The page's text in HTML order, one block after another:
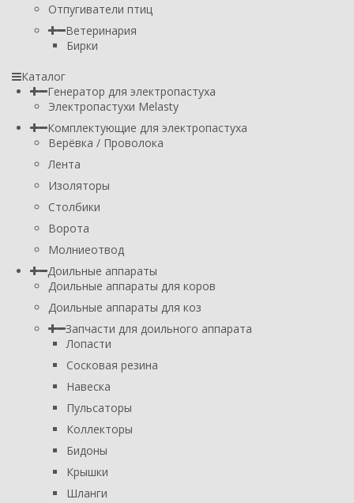
Отпугиватели птиц
Ветеринария
Бирки
Каталог
Генератор для электропастуха
Электропастухи Melasty
Комплектующие для электропастуха
Верёвка / Проволока
Лента
Изоляторы
Столбики
Ворота
Молниеотвод
Доильные аппараты
Доильные аппараты для коров
Доильные аппараты для коз
Запчасти для доильного аппарата
Лопасти
Сосковая резина
Навеска
Пульсаторы
Коллекторы
Бидоны
Крышки
Шланги